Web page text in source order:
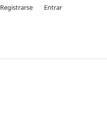
Registrarse Entrar